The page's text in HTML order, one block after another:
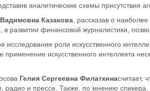
аналитические схемы присутствия
Казакова , рассказав о
в развитии финансовой журналистики,
исследование роли искусственного
искусственного интеллекта
Гелия Сергеевна Филаткинасчитает,
радио и прессе. Также, по мнению спикера,